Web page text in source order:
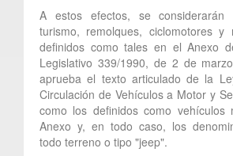
A estos efectos, se considerarán
turismo, remolques, ciclomotores y
definidos como tales en el Anexo
Legislativo 339/1990, de 2 de
aprueba el texto articulado de la
Circulación de Vehículos a Motor y
como los definidos como vehículos
Anexo y, en todo caso, los
todo terreno o tipo "jeep".